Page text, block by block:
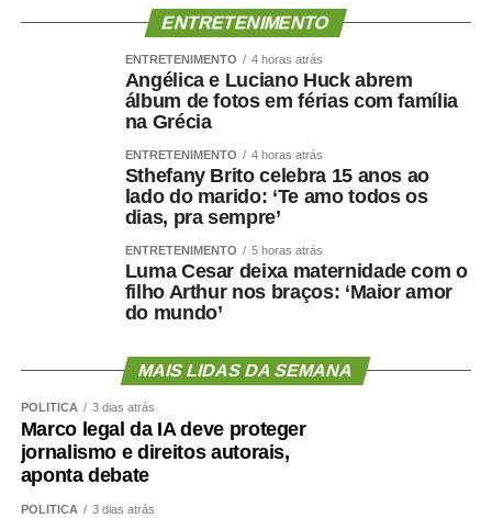
ENTRETENIMENTO
ENTRETENIMENTO 4 horas atrás
Angélica e Luciano Huck abrem
álbum de fotos em férias com família
na Grécia
ENTRETENIMENTO 4 horas atrás
Sthefany Brito celebra 15 anos ao
lado do marido: ‘Te amo todos os
dias, pra sempre’
ENTRETENIMENTO 5 horas atrás
Luma Cesar deixa maternidade com o
filho Arthur nos braços: ‘Maior amor
do mundo’
MAIS LIDAS DA SEMANA
POLÍTICA 3 dias atrás
Marco legal da IA deve proteger
jornalismo e direitos autorais,
aponta debate
POLÍTICA 3 dias atrás